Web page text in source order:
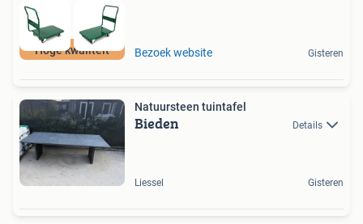
Hoge kwaliteit Bezoek website Gisteren
Natuursteen tuintafel
Bieden Details
Liessel Gisteren